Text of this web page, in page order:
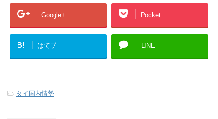
Google+ Pocket
B! はてブ LINE
-タイ国内情勢